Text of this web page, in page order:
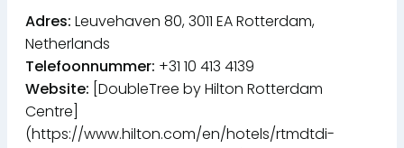
Adres: Leuvehaven 80, 3011 EA Rotterdam,
Netherlands
Telefoonnummer: +31 10 413 4139
Website: [DoubleTree by Hilton Rotterdam
Centre]
(https://www.hilton.com/en/hotels/rtmdtdi-